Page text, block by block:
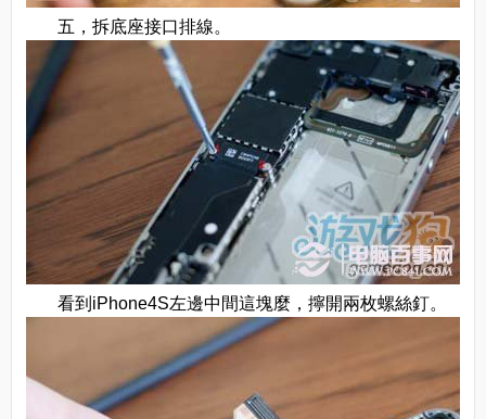
五，拆底座接口排線。
看到iPhone4S左邊中間這塊麼，擰開兩枚螺絲釘。